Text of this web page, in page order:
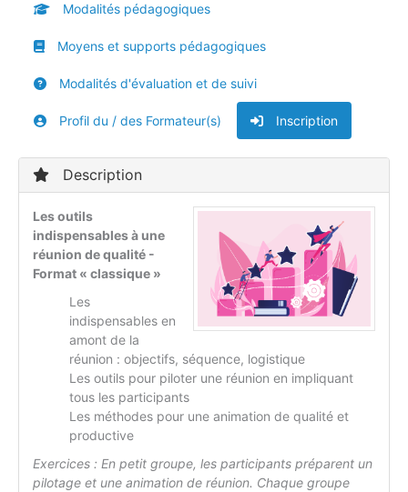
Modalités pédagogiques
Moyens et supports pédagogiques
Modalités d'évaluation et de suivi
Profil du / des Formateur(s) Inscription
Description
Les outils
indispensables à une
réunion de qualité -
Format « classique »
Les
indispensables en
amont de la
réunion : objectifs, séquence, logistique
Les outils pour piloter une réunion en impliquant
tous les participants
Les méthodes pour une animation de qualité et
productive
Exercices : En petit groupe, les participants préparent un
pilotage et une animation de réunion. Chaque groupe